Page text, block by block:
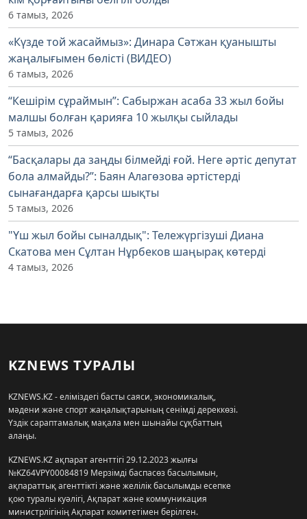
6 тамыз, 2026
«Күзде той жасаймыз»: Динара Сәтжан қуанышты
жаңалығымен бөлісті (ВИДЕО)
6 тамыз, 2026
“Кешірім сұраймын”: Сабыржан асаба 33 жыл бойы
малшы болған қарияға 10 жылқы сыйлады
5 тамыз, 2026
“Басқалары да заңды білмейді ғой. Неге әртіс депутат
бола алмайды?”: Баян Алагөзова әртістерді
сынағандарға қарсы шықты
5 тамыз, 2026
"Үш жыл бойы сыналдық": Тележүргізуші Диана
Скатова мен Сұлтан Нұрбеков шаңырақ көтерді
4 тамыз, 2026
KZNEWS ТУРАЛЫ
KZNEWS.KZ - еліміздегі басты саяси, экономикалық,
мәдени және спорт жаңалықтарының сенімді дереккөзі.
Үздік сараптамалық мақала мен шынайы сұқбаттың
алаңы.
KZNEWS.KZ ақпарат агенттігі 29.12.2023 жылғы
№KZ64VPY00084819 Мерзімді баспасөз басылымын,
ақпараттық агенттікті және желілік басылымды есепке
қою туралы куәлігі, Ақпарат және коммуникация
министрлігінің Ақпарат комитетімен берілген.